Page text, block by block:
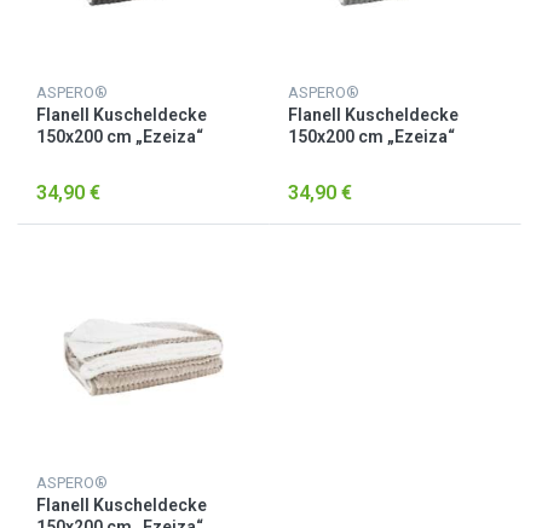
ASPERO®
Flanell Kuscheldecke
150x200 cm „Ezeiza“
34,90 €
ASPERO®
Flanell Kuscheldecke
150x200 cm „Ezeiza“
34,90 €
ASPERO®
Flanell Kuscheldecke